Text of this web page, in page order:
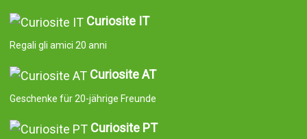
Curiosite IT
Regali gli amici 20 anni
Curiosite AT
Geschenke für 20-jährige Freunde
Curiosite PT